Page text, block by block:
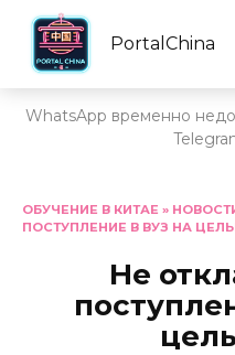
PortalChina
WhatsApp временно
содержанию
ОБУЧЕНИЕ В КИТАЕ »
ПОСТУПЛЕНИЕ В ВУЗ НА
Не